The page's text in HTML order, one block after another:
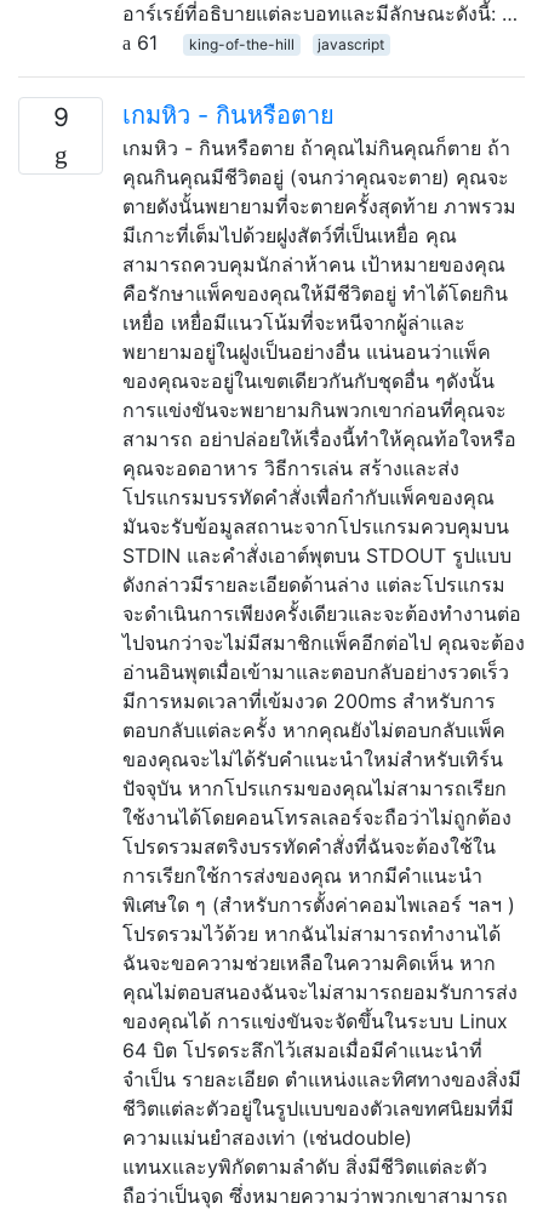
อาร์เรย์ที่อธิบายแต่ละบอทและมีลักษณะดังนี้: …
61
king-of-the-hill javascript
9 เกมหิว - กินหรือตาย
เกมหิว - กินหรือตาย ถ้าคุณไม่กินคุณก็ตาย ถ้า
คุณกินคุณมีชีวิตอยู่ (จนกว่าคุณจะตาย) คุณจะ
ตายดังนั้นพยายามที่จะตายครั้งสุดท้าย ภาพรวม
มีเกาะที่เต็มไปด้วยฝูงสัตว์ที่เป็นเหยื่อ คุณ
สามารถควบคุมนักล่าห้าคน เป้าหมายของคุณ
คือรักษาแพ็คของคุณให้มีชีวิตอยู่ ทำได้โดยกิน
เหยื่อ เหยื่อมีแนวโน้มที่จะหนีจากผู้ล่าและ
พยายามอยู่ในฝูงเป็นอย่างอื่น แน่นอนว่าแพ็ค
ของคุณจะอยู่ในเขตเดียวกันกับชุดอื่น ๆดังนั้น
การแข่งขันจะพยายามกินพวกเขาก่อนที่คุณจะ
สามารถ อย่าปล่อยให้เรื่องนี้ทำให้คุณท้อใจหรือ
คุณจะอดอาหาร วิธีการเล่น สร้างและส่ง
โปรแกรมบรรทัดคำสั่งเพื่อกำกับแพ็คของคุณ
มันจะรับข้อมูลสถานะจากโปรแกรมควบคุมบน
STDIN และคำสั่งเอาต์พุตบน STDOUT รูปแบบ
ดังกล่าวมีรายละเอียดด้านล่าง แต่ละโปรแกรม
จะดำเนินการเพียงครั้งเดียวและจะต้องทำงานต่อ
ไปจนกว่าจะไม่มีสมาชิกแพ็คอีกต่อไป คุณจะต้อง
อ่านอินพุตเมื่อเข้ามาและตอบกลับอย่างรวดเร็ว
มีการหมดเวลาที่เข้มงวด 200ms สำหรับการ
ตอบกลับแต่ละครั้ง หากคุณยังไม่ตอบกลับแพ็ค
ของคุณจะไม่ได้รับคำแนะนำใหม่สำหรับเทิร์น
ปัจจุบัน หากโปรแกรมของคุณไม่สามารถเรียก
ใช้งานได้โดยคอนโทรลเลอร์จะถือว่าไม่ถูกต้อง
โปรดรวมสตริงบรรทัดคำสั่งที่ฉันจะต้องใช้ใน
การเรียกใช้การส่งของคุณ หากมีคำแนะนำ
พิเศษใด ๆ (สำหรับการตั้งค่าคอมไพเลอร์ ฯลฯ )
โปรดรวมไว้ด้วย หากฉันไม่สามารถทำงานได้
ฉันจะขอความช่วยเหลือในความคิดเห็น หาก
คุณไม่ตอบสนองฉันจะไม่สามารถยอมรับการส่ง
ของคุณได้ การแข่งขันจะจัดขึ้นในระบบ Linux
64 บิต โปรดระลึกไว้เสมอเมื่อมีคำแนะนำที่
จำเป็น รายละเอียด ตำแหน่งและทิศทางของสิ่งมี
ชีวิตแต่ละตัวอยู่ในรูปแบบของตัวเลขทศนิยมที่มี
ความแม่นยำสองเท่า (เช่นdouble)
แทนxและyพิกัดตามลำดับ สิ่งมีชีวิตแต่ละตัว
ถือว่าเป็นจุด ซึ่งหมายความว่าพวกเขาสามารถ